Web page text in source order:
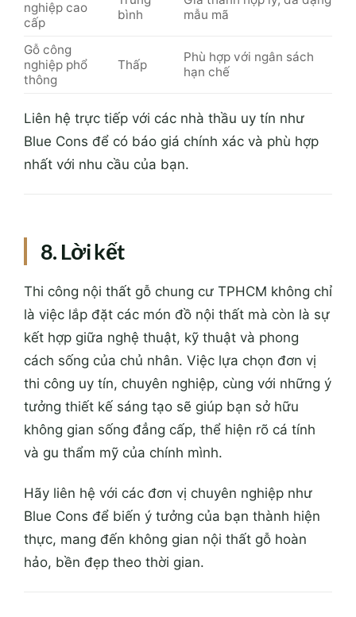
nghiệp cao
cấp
bình
mẫu mã
Gỗ công
nghiệp phổ
thông
Thấp
Phù hợp với ngân sách
hạn chế
Liên hệ trực tiếp với các nhà thầu uy tín như
Blue Cons để có báo giá chính xác và phù hợp
nhất với nhu cầu của bạn.
8. Lời kết
Thi công nội thất gỗ chung cư TPHCM không chỉ
là việc lắp đặt các món đồ nội thất mà còn là sự
kết hợp giữa nghệ thuật, kỹ thuật và phong
cách sống của chủ nhân. Việc lựa chọn đơn vị
thi công uy tín, chuyên nghiệp, cùng với những ý
tưởng thiết kế sáng tạo sẽ giúp bạn sở hữu
không gian sống đẳng cấp, thể hiện rõ cá tính
và gu thẩm mỹ của chính mình.
Hãy liên hệ với các đơn vị chuyên nghiệp như
Blue Cons để biến ý tưởng của bạn thành hiện
thực, mang đến không gian nội thất gỗ hoàn
hảo, bền đẹp theo thời gian.